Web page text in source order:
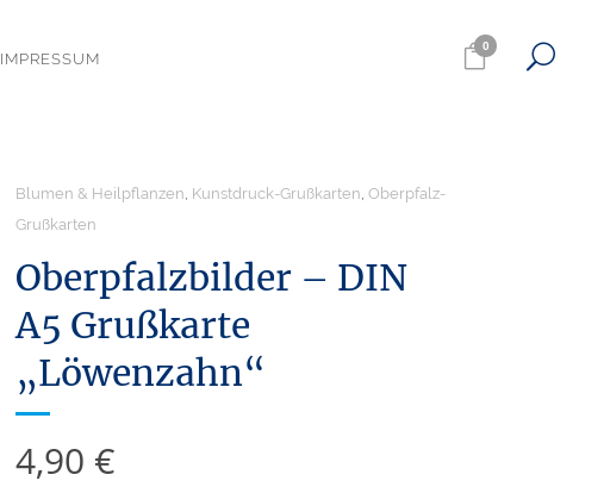
0
IMPRESSUM
Blumen & Heilpflanzen, Kunstdruck-Grußkarten, Oberpfalz-
Grußkarten
Oberpfalzbilder – DIN
A5 Grußkarte
„Löwenzahn“
4,90 €